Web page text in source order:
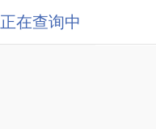
正在查询中